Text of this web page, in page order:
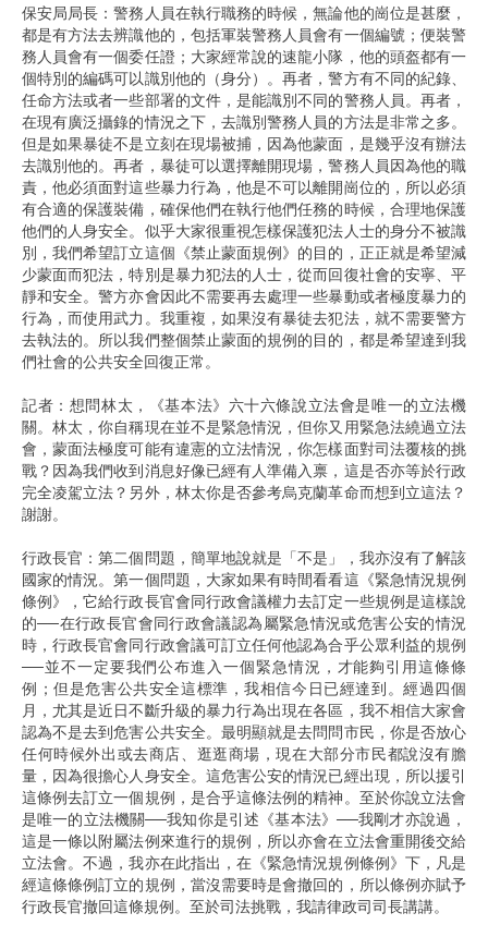
保安局局長：警務人員在執行職務的時候，無論他的崗位是甚麼，
都是有方法去辨識他的，包括軍裝警務人員會有一個編號；便裝警
務人員會有一個委任證；大家經常說的速龍小隊，他的頭盔都有一
個特別的編碼可以識別他的（身分）。再者，警方有不同的紀錄、
任命方法或者一些部署的文件，是能識別不同的警務人員。再者，
在現有廣泛攝錄的情況之下，去識別警務人員的方法是非常之多。
但是如果暴徒不是立刻在現場被捕，因為他蒙面，是幾乎沒有辦法
去識別他的。再者，暴徒可以選擇離開現場，警務人員因為他的職
責，他必須面對這些暴力行為，他是不可以離開崗位的，所以必須
有合適的保護裝備，確保他們在執行他們任務的時候，合理地保護
他們的人身安全。似乎大家很重視怎樣保護犯法人士的身分不被識
別，我們希望訂立這個《禁止蒙面規例》的目的，正正就是希望減
少蒙面而犯法，特別是暴力犯法的人士，從而回復社會的安寧、平
靜和安全。警方亦會因此不需要再去處理一些暴動或者極度暴力的
行為，而使用武力。我重複，如果沒有暴徒去犯法，就不需要警方
去執法的。所以我們整個禁止蒙面的規例的目的，都是希望達到我
們社會的公共安全回復正常。
記者：想問林太，《基本法》六十六條說立法會是唯一的立法機
關。林太，你自稱現在並不是緊急情況，但你又用緊急法繞過立法
會，蒙面法極度可能有違憲的立法情況，你怎樣面對司法覆核的挑
戰？因為我們收到消息好像已經有人準備入禀，這是否亦等於行政
完全凌駕立法？另外，林太你是否參考烏克蘭革命而想到立這法？
謝謝。
行政長官：第二個問題，簡單地說就是「不是」，我亦沒有了解該
國家的情況。第一個問題，大家如果有時間看看這《緊急情況規例
條例》，它給行政長官會同行政會議權力去訂定一些規例是這樣說
的──在行政長官會同行政會議認為屬緊急情況或危害公安的情況
時，行政長官會同行政會議可訂立任何他認為合乎公眾利益的規例
──並不一定要我們公布進入一個緊急情況，才能夠引用這條條
例；但是危害公共安全這標準，我相信今日已經達到。經過四個
月，尤其是近日不斷升級的暴力行為出現在各區，我不相信大家會
認為不是去到危害公共安全。最明顯就是去問問市民，你是否放心
任何時候外出或去商店、逛逛商場，現在大部分市民都說沒有膽
量，因為很擔心人身安全。這危害公安的情況已經出現，所以援引
這條例去訂立一個規例，是合乎這條法例的精神。至於你說立法會
是唯一的立法機關──我知你是引述《基本法》──我剛才亦說過，
這是一條以附屬法例來進行的規例，所以亦會在立法會重開後交給
立法會。不過，我亦在此指出，在《緊急情況規例條例》下，凡是
經這條條例訂立的規例，當沒需要時是會撤回的，所以條例亦賦予
行政長官撤回這條規例。至於司法挑戰，我請律政司司長講講。